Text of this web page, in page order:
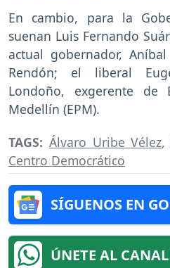
En cambio, para la
suenan Luis Fernando
actual gobernador,
Rendón; el liberal
Londoño, exgerente de
Medellín (EPM).
TAGS: Álvaro Uribe Vélez,
Centro Democrático
SÍGUENOS EN
ÚNETE AL